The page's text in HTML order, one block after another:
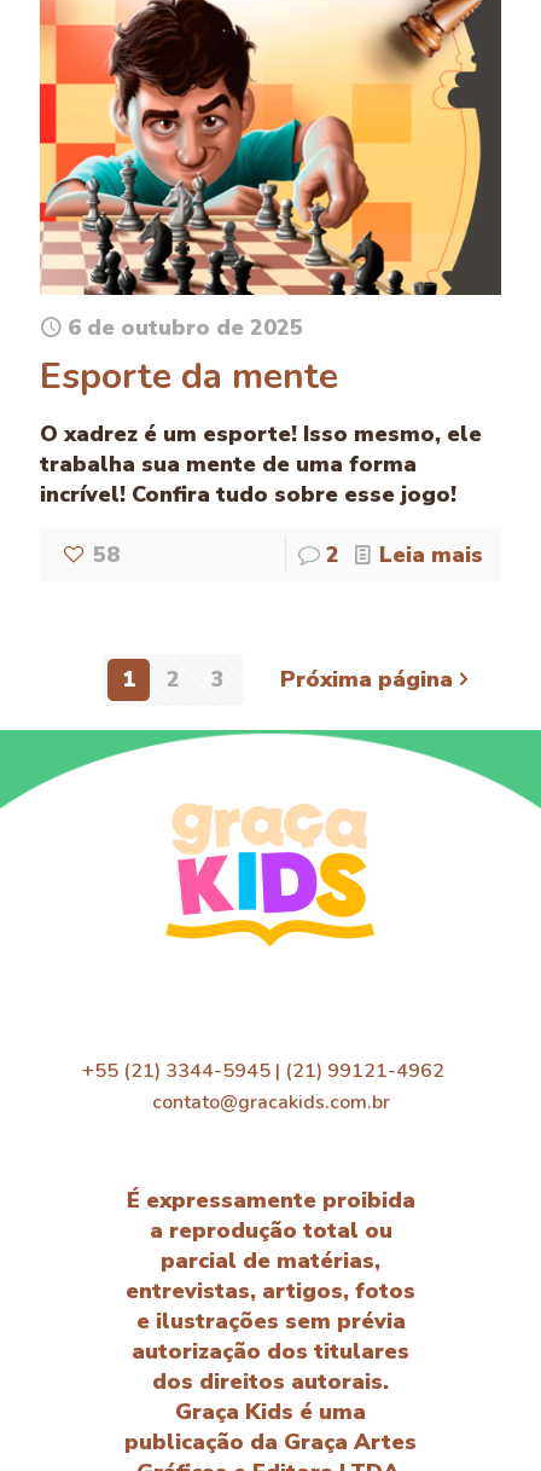
6 de outubro de 2025
Esporte da mente
O xadrez é um esporte! Isso mesmo, ele
trabalha sua mente de uma forma
incrível! Confira tudo sobre esse jogo!
58 2 Leia mais
1 2 3 Próxima página
+55 (21) 3344-5945 | (21) 99121-4962
contato@gracakids.com.br
É expressamente proibida
a reprodução total ou
parcial de matérias,
entrevistas, artigos, fotos
e ilustrações sem prévia
autorização dos titulares
dos direitos autorais.
Graça Kids é uma
publicação da Graça Artes